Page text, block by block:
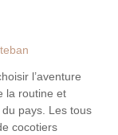
l’aventure
la routine et
pays. Les tous
cocotiers